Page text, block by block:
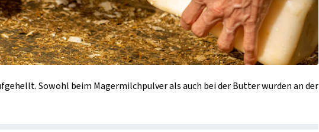
Sowohl beim Magermilchpulver als auch bei der Butter wurden an der